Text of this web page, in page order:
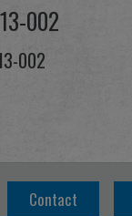
002
002
Contact